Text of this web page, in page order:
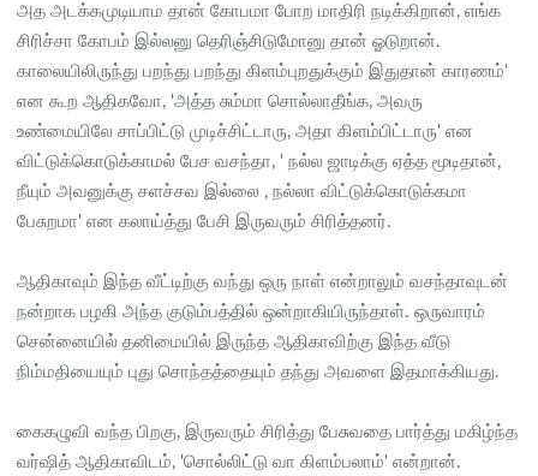
அத அடக்கமுடியாம தான் கோபமா போற மாதிரி நடிக்கிறான், எங்க
சிரிச்சா கோபம் இல்லனு தெரிஞ்சிடுமோனு தான் ஓடுறான்.
காலையிலிருந்து பறந்து பறந்து கிளம்புறதுக்கும் இதுதான் காரணம்'
என கூற ஆதிகவோ, 'அத்த சும்மா சொல்லாதீங்க, அவரு
உண்மையிலே சாப்பிட்டு முடிச்சிட்டாரு, அதா கிளம்பிட்டாரு' என
விட்டுக்கொடுக்காமல் பேச வசந்தா, ' நல்ல ஜாடிக்கு ஏத்த மூடிதான்,
நீயும் அவனுக்கு சளச்சவ இல்லை , நல்லா விட்டுக்கொடுக்கமா
பேசுறமா' என கலாய்த்து பேசி இருவரும் சிரித்தனர்.
ஆதிகாவும் இந்த வீட்டிற்கு வந்து ஒரு நாள் என்றாலும் வசந்தாவுடன்
நன்றாக பழகி அந்த குடும்பத்தில் ஒன்றாகியிருந்தாள். ஒருவாரம்
சென்னையில் தனிமையில் இருந்த ஆதிகாவிற்கு இந்த வீடு
நிம்மதியையும் புது சொந்தத்தையும் தந்து அவளை இதமாக்கியது.
கைகழுவி வந்த பிறகு, இருவரும் சிரித்து பேசுவதை பார்த்து மகிழ்ந்த
வர்ஷித் ஆதிகாவிடம், 'சொல்லிட்டு வா கிளம்பலாம்' என்றான்.